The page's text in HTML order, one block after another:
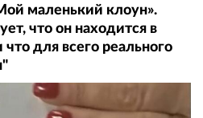
маленький клоун».
что он находится в
для всего реального